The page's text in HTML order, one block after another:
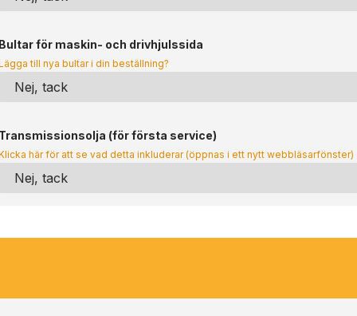
Bultar för maskin- och drivhjulssida
till nya bultar i din beställning?
Transmissionsolja (för första service)
här för att se vad detta inkluderar (öppnas i ett nytt webbläsarfönster)